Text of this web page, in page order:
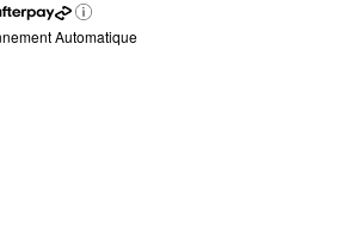
Automatique